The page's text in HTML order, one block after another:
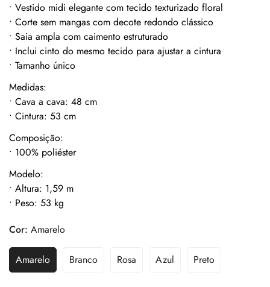
• Vestido midi elegante com tecido texturizado floral
• Corte sem mangas com decote redondo clássico
• Saia ampla com caimento estruturado
• Inclui cinto do mesmo tecido para ajustar a cintura
• Tamanho único
Medidas:
• Cava a cava: 48 cm
• Cintura: 53 cm
Composição:
• 100% poliéster
Modelo:
• Altura: 1,59 m
• Peso: 53 kg
Cor: Amarelo
Amarelo Branco Rosa Azul Preto